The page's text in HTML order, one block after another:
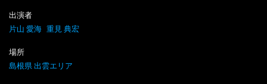
出演者
片山 愛海 重見 典宏
場所
島根県 出雲エリア